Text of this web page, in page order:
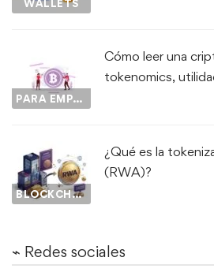
WALLETS
PARA EMPEZAR...
Cómo leer una
tokenomics,
BLOCKCHAIN
¿Qué es la
(RWA)?
⌁ Redes sociales